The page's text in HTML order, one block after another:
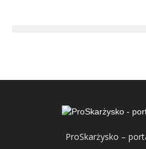
ProSkarżysko –